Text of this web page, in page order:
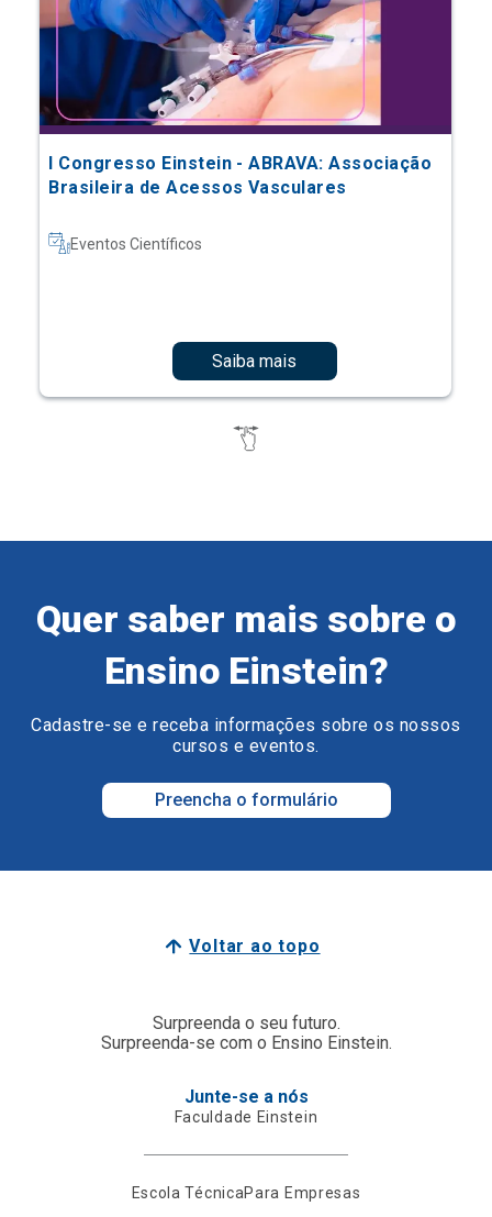
I Congresso Einstein - ABRAVA: Associação
Brasileira de Acessos Vasculares
Eventos Científicos
Saiba mais
Quer saber mais sobre o
Ensino Einstein?
Cadastre-se e receba informações sobre os nossos
cursos e eventos.
Preencha o formulário
Voltar ao topo
Surpreenda o seu futuro.
Surpreenda-se com o Ensino Einstein.
Junte-se a nós
Faculdade Einstein
Escola TécnicaPara Empresas